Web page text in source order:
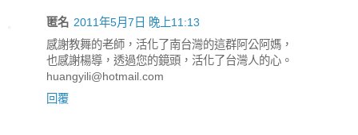
匿名 2011年5月7日 晚上11:13
感謝教舞的老師，活化了南台灣的這群阿公阿媽，
也感謝楊導，透過您的鏡頭，活化了台灣人的心。
huangyili@hotmail.com
回覆